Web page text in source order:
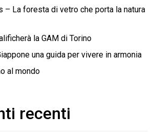
– La foresta di vetro che porta la natura
la GAM di Torino
una guida per vivere in armonia
al mondo
recenti